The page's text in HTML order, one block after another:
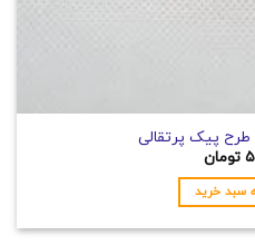
پیک پرتقالی
تومان
سبد خرید